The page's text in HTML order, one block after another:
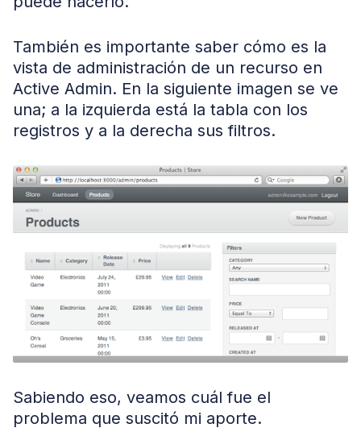
También es importante saber cómo es la
vista de administración de un recurso en
Active Admin. En la siguiente imagen se ve
una; a la izquierda está la tabla con los
registros y a la derecha sus filtros.
Sabiendo eso, veamos cuál fue el
problema que suscitó mi aporte.